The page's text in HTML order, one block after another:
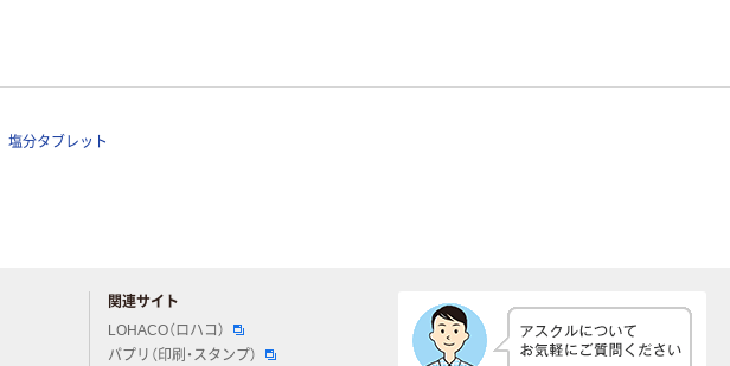
塩分タブレット
関連サイト
LOHACO（ロハコ）
パプリ（印刷・スタンプ）